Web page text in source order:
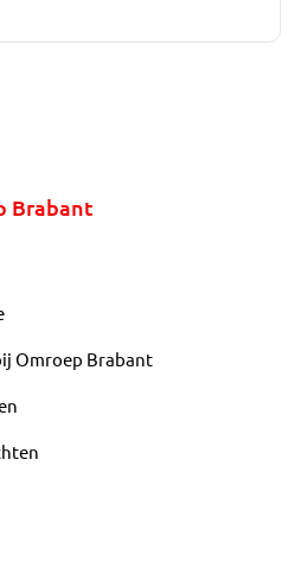
Brabant
Omroep Brabant